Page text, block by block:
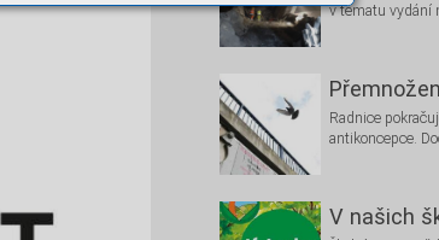
v tématu vydání
Radnice
antikoncepce.
V našich